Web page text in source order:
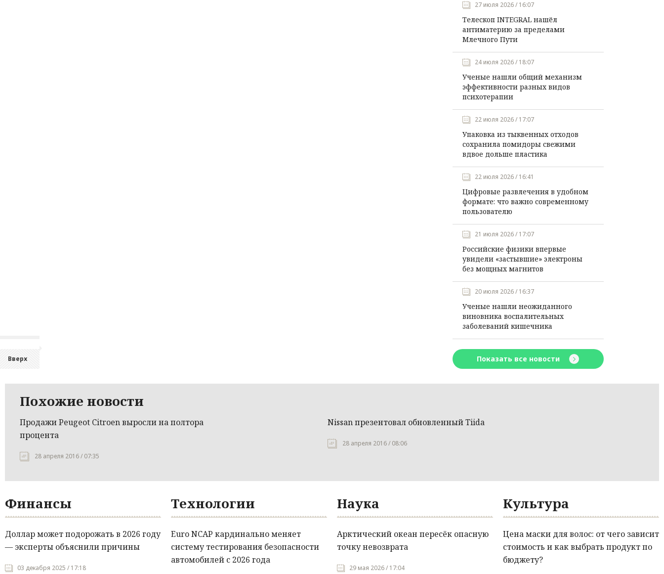
Вверх
27 июля 2026 / 16:07
Телескоп INTEGRAL нашёл
антиматерию за пределами
Млечного Пути
24 июля 2026 / 18:07
Ученые нашли общий механизм
эффективности разных видов
психотерапии
22 июля 2026 / 17:07
Упаковка из тыквенных отходов
сохранила помидоры свежими
вдвое дольше пластика
22 июля 2026 / 16:41
Цифровые развлечения в удобном
формате: что важно современному
пользователю
21 июля 2026 / 17:07
Российские физики впервые
увидели «застывшие» электроны
без мощных магнитов
20 июля 2026 / 16:37
Ученые нашли неожиданного
виновника воспалительных
заболеваний кишечника
Показать все новости
Похожие новости
Продажи Peugeot Citroen выросли на полтора
процента
28 апреля 2016 / 07:35
Nissan презентовал обновленный Tiida
28 апреля 2016 / 08:06
Финансы
Доллар может подорожать в 2026 году
— эксперты объяснили причины
03 декабря 2025 / 17:18
Технологии
Euro NCAP кардинально меняет
систему тестирования безопасности
автомобилей с 2026 года
Наука
Арктический океан пересёк опасную
точку невозврата
29 мая 2026 / 17:04
Культура
Цена маски для волос: от чего зависит
стоимость и как выбрать продукт по
бюджету?